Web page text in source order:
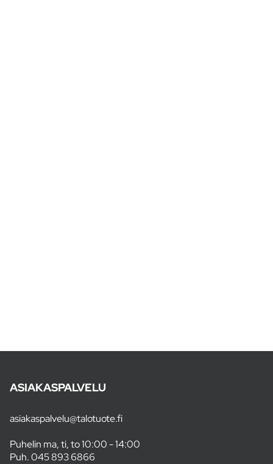
ASIAKASPALVELU
asiakaspalvelu@talotuote.fi
Puhelin ma, ti, to 10:00 - 14:00
Puh.045 893 6866